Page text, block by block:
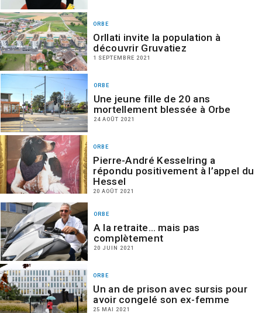
ORBE
Orllati invite la population à
découvrir Gruvatiez
1 SEPTEMBRE 2021
ORBE
Une jeune fille de 20 ans
mortellement blessée à Orbe
24 AOÛT 2021
ORBE
Pierre-André Kesselring a
répondu positivement à l’appel du
Hessel
20 AOÛT 2021
ORBE
A la retraite… mais pas
complètement
20 JUIN 2021
ORBE
Un an de prison avec sursis pour
avoir congelé son ex-femme
25 MAI 2021